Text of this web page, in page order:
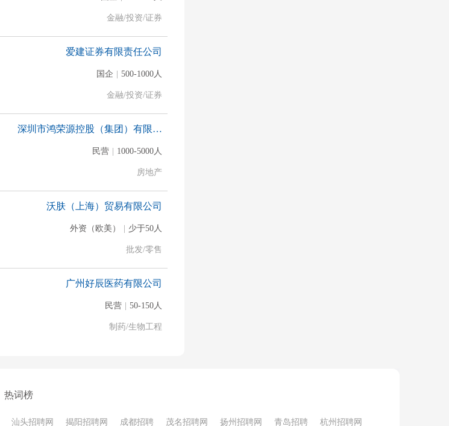
金融/投资/证券
爱建证券有限责任公司
国企 500-1000人
金融/投资/证券
深圳市鸿荣源控股（集团）有限公司
民营 1000-5000人
房地产
沃肤（上海）贸易有限公司
外资（欧美） 少于50人
批发/零售
广州好辰医药有限公司
民营 50-150人
制药/生物工程
热词榜
汕头招聘网 揭阳招聘网 成都招聘 茂名招聘网 扬州招聘网 青岛招聘 杭州招聘网